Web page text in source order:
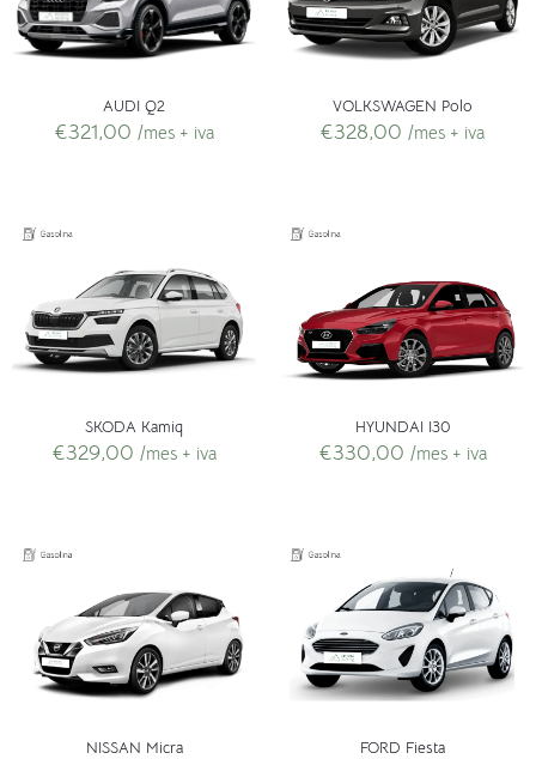
AUDI Q2
€321,00 /mes + iva
VOLKSWAGEN Polo
€328,00 /mes + iva
SKODA Kamiq
€329,00 /mes + iva
HYUNDAI I30
€330,00 /mes + iva
NISSAN Micra FORD Fiesta